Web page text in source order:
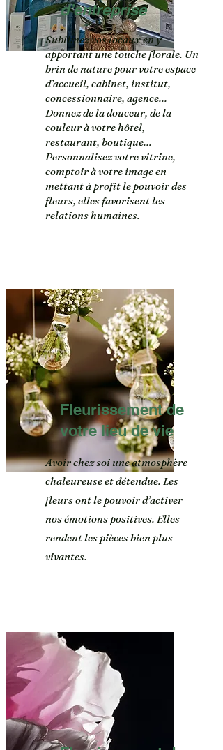
d’entreprise
Sublimez vos locaux en y
apportant une touche florale. Un
brin de nature pour votre espace
d’accueil, cabinet, institut,
concessionnaire, agence...
Donnez de la douceur, de la
couleur à votre hôtel,
restaurant, boutique…
Personnalisez votre vitrine,
comptoir à votre image en
mettant à profit le pouvoir des
fleurs, elles favorisent les
relations humaines.
Fleurissement de
votre lieu de vie
Avoir chez soi une atmosphère
chaleureuse et détendue. Les
fleurs ont le pouvoir d’activer
nos émotions positives. Elles
rendent les pièces bien plus
vivantes.